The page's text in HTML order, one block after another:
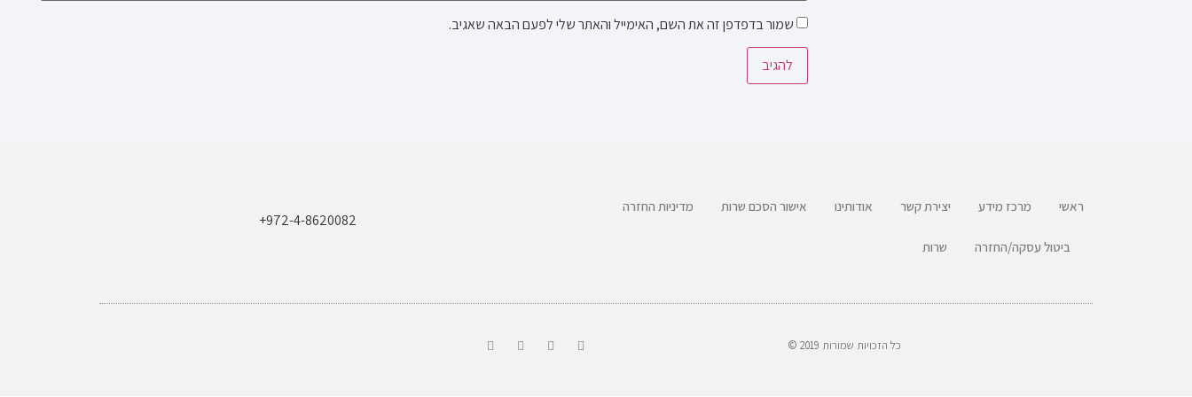
שמור בדפדפן זה את השם, האימייל והאתר שלי לפעם הבאה שאגיב.
ראשי מרכז מידע יצירת קשר אודותינו אישור הסכם שרות מדיניות החזרה
ביטול עסקה/החזרה שרות
+972-4-8620082
כל הזכויות שמורות 2019 ©